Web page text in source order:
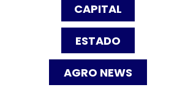
CAPITAL
ESTADO
AGRO NEWS